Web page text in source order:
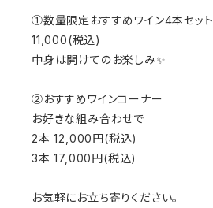
①数量限定おすすめワイン4本セット
11,000(税込)
中身は開けてのお楽しみ✨
②おすすめワインコーナー
お好きな組み合わせで
2本 12,000円(税込)
3本 17,000円(税込)
お気軽にお立ち寄りください。